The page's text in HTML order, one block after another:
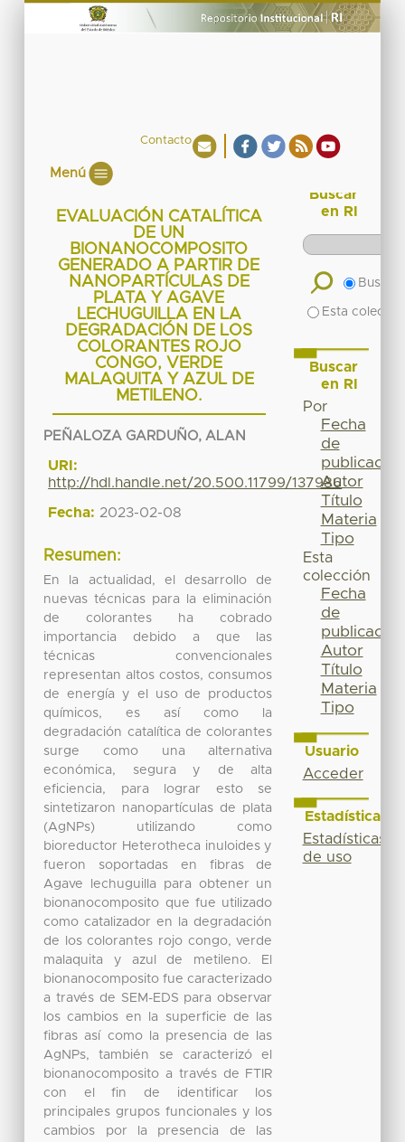
Contacto
Menú
EVALUACIÓN CATALÍTICA
DE UN
BIONANOCOMPOSITO
GENERADO A PARTIR DE
NANOPARTÍCULAS DE
PLATA Y AGAVE
LECHUGUILLA EN LA
DEGRADACIÓN DE LOS
COLORANTES ROJO
CONGO, VERDE
MALAQUITA Y AZUL DE
METILENO.
PEÑALOZA GARDUÑO, ALAN
URI:
http://hdl.handle.net/20.500.11799/137986
Fecha: 2023-02-08
Resumen:
En la actualidad, el desarrollo de
nuevas técnicas para la eliminación
de colorantes ha cobrado
importancia debido a que las
técnicas convencionales
representan altos costos, consumos
de energía y el uso de productos
químicos, es así como la
degradación catalítica de colorantes
surge como una alternativa
económica, segura y de alta
eficiencia, para lograr esto se
sintetizaron nanopartículas de plata
(AgNPs) utilizando como
bioreductor Heterotheca inuloides y
fueron soportadas en fibras de
Agave lechuguilla para obtener un
bionanocomposito que fue utilizado
como catalizador en la degradación
de los colorantes rojo congo, verde
malaquita y azul de metileno. El
bionanocomposito fue caracterizado
a través de SEM-EDS para observar
los cambios en la superficie de las
fibras así como la presencia de las
AgNPs, también se caracterizó el
bionanocomposito a través de FTIR
con el fin de identificar los
principales grupos funcionales y los
cambios por la presencia de las
Buscar
en RI
Buscar
Esta
Buscar
en RI
Por
Fecha
de
publicación
Autor
Título
Materia
Tipo
Esta
colección
Fecha
de
publicación
Autor
Título
Materia
Tipo
Usuario
Acceder
Estadísticas
Estadísticas
de uso